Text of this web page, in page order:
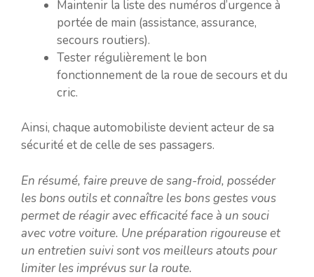
Maintenir la liste des numéros d’urgence à
portée de main (assistance, assurance,
secours routiers).
Tester régulièrement le bon
fonctionnement de la roue de secours et du
cric.
Ainsi, chaque automobiliste devient acteur de sa
sécurité et de celle de ses passagers.
En résumé, faire preuve de sang-froid, posséder
les bons outils et connaître les bons gestes vous
permet de réagir avec efficacité face à un souci
avec votre voiture. Une préparation rigoureuse et
un entretien suivi sont vos meilleurs atouts pour
limiter les imprévus sur la route.